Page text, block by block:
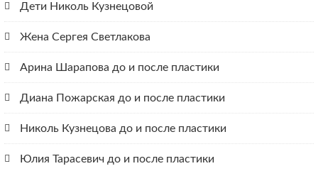
Дети Николь Кузнецовой
Жена Сергея Светлакова
Арина Шарапова до и после пластики
Диана Пожарская до и после пластики
Николь Кузнецова до и после пластики
Юлия Тарасевич до и после пластики